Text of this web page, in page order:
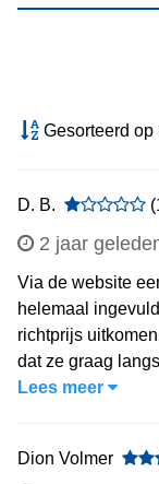
Gesorteerd op
D. B.
2 jaar
Via de website
helemaal
richtprijs
dat ze graag
Lees meer
Dion Volmer